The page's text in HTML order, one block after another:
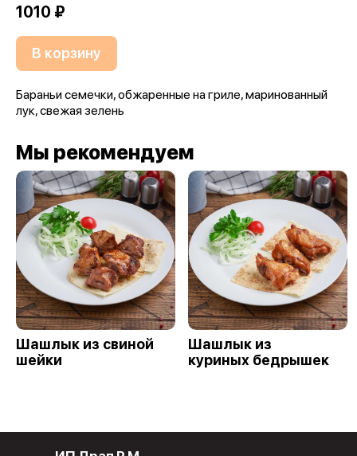
1010 ₽
В корзину
Бараньи семечки, обжаренные на гриле, маринованный
лук, свежая зелень
Мы рекомендуем
Шашлык из свиной
шейки
Шашлык из
куриных бедрышек